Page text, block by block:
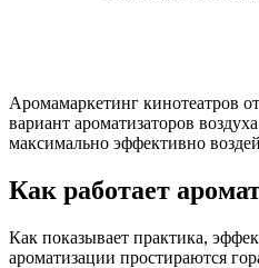
Аромамаркетинг кинотеатров
вариант ароматизаторов
максимально эффективно
Как работает
Как показывает практика,
ароматизации простираются